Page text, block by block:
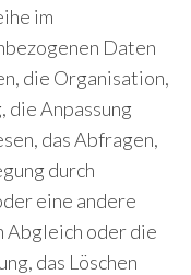
im
Daten
die Organisation,
die Anpassung
das Abfragen,
durch
eine andere
Abgleich oder die
das Löschen